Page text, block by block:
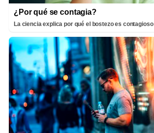
¿Por qué se contagia?
La ciencia explica por qué el bostezo es contagioso